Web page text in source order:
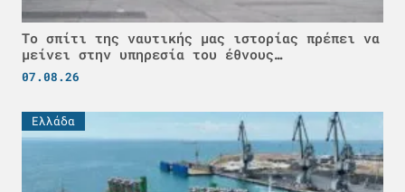
Το σπίτι της ναυτικής μας ιστορίας πρέπει να
μείνει στην υπηρεσία του έθνους…
07.08.26
Ελλάδα